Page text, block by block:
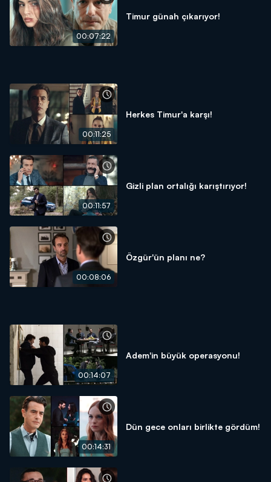
00:07:22
Timur günah çıkarıyor!
00:11:25
Herkes Timur'a karşı!
00:11:57
Gizli plan ortalığı karıştırıyor!
00:08:06
Özgür'ün planı ne?
00:14:07
Adem'in büyük operasyonu!
00:14:31
Dün gece onları birlikte gördüm!